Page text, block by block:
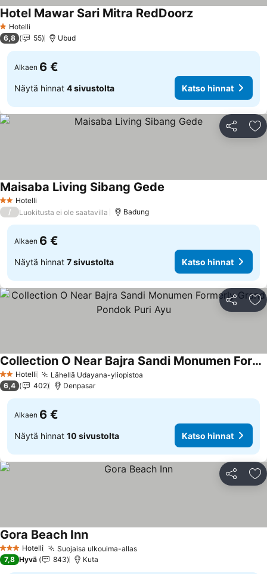
1 Tähtiluokitus
Hotelli
Hotel Mawar Sari Mitra RedDoorz
6,8 55 Ubud
Alkaen 6 €
Näytä hinnat 4 sivustolta Katso hinnat
Jaa
2 Tähtiluokitus
Hotelli
Maisaba Living Sibang Gede
/ Luokitusta ei ole saatavilla Badung
Alkaen 6 €
Näytä hinnat 7 sivustolta Katso hinnat
Jaa
2 Tähtiluokitus
Hotelli Lähellä Udayana-yliopistoa
Collection O Near Bajra Sandi Monumen Formerly Grand Pondok Puri Ayu
6,4 402 Denpasar
Alkaen 6 €
Näytä hinnat 10 sivustolta Katso hinnat
Jaa
3 Tähtiluokitus
Hotelli Suojaisa ulkouima-allas
Gora Beach Inn
7,8 Hyvä 843 Kuta